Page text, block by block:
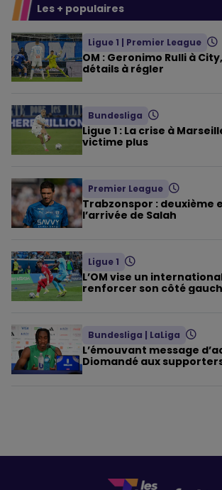
Les + populaires
Ligue 1 | Premier League
OM : Geronimo Rulli à
détails à régler
Bundesliga
Ligue 1 : La crise à
victime plus
Premier League
Trabzonspor : deuxième
l’arrivée de Salah
Ligue 1
L’OM vise un
renforcer son côté
Bundesliga | LaLiga
L’émouvant message
Diomandé aux